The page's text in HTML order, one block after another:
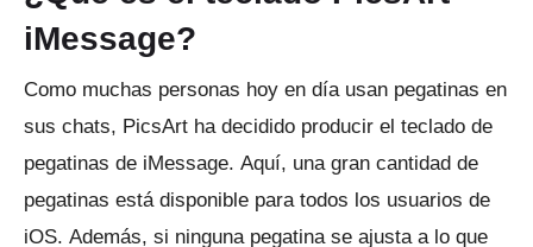
iMessage?
Como muchas personas hoy en día usan pegatinas en
sus chats, PicsArt ha decidido producir el teclado de
pegatinas de iMessage. Aquí, una gran cantidad de
pegatinas está disponible para todos los usuarios de
iOS. Además, si ninguna pegatina se ajusta a lo que